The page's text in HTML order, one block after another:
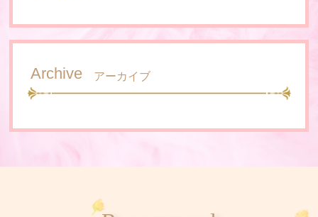
Archive アーカイブ